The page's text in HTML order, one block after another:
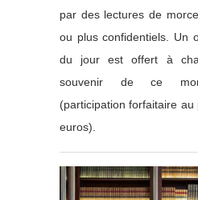
par des lectures de
ou plus confidentiels. Un
du jour est offert à
souvenir de ce
(participation forfaitaire
euros).